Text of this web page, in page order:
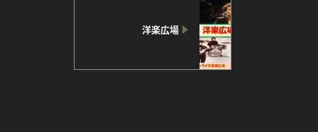
洋楽広場